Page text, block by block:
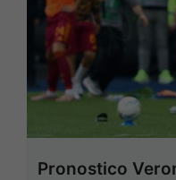
Pronostico